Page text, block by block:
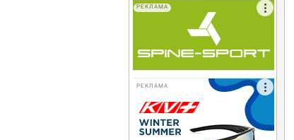
РЕКЛАМА
РЕКЛАМА